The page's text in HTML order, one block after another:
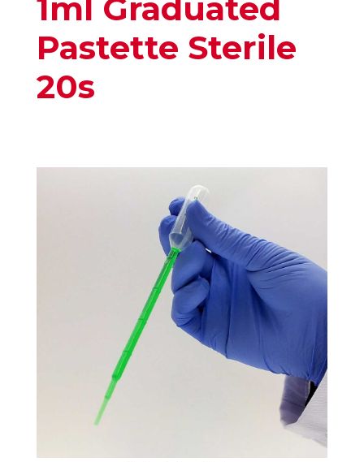
1ml Graduated
Pastette Sterile
20s